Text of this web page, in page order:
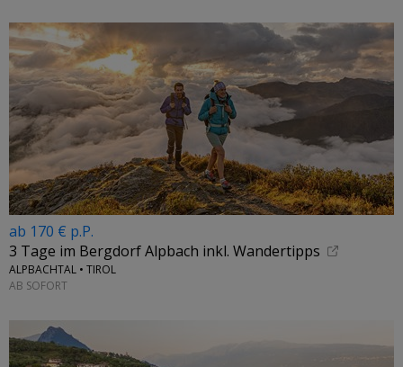
ab 170 € p.P.
3 Tage im Bergdorf Alpbach inkl. Wandertipps
ALPBACHTAL • TIROL
AB SOFORT